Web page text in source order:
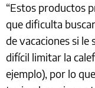
“Estos productos
que dificulta
de vacaciones si le
difícil limitar la
ejemplo), por lo